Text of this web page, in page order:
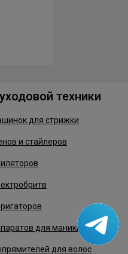
техники
для стрижки
и стайлеров
для маникюра
для волос